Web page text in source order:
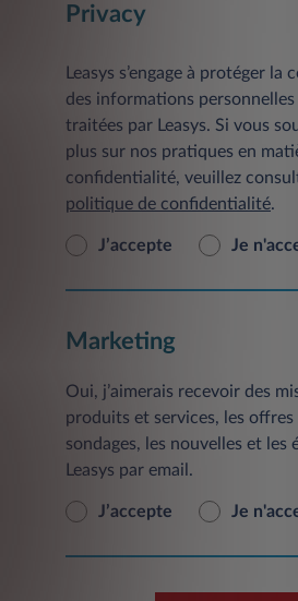
Privacy
Leasys s’engage à protéger
des informations
traitées par Leasys. Si vous
plus sur nos pratiques en
confidentialité, veuillez
politique de confidentialité.
J’accepte Je
Marketing
Oui, j’aimerais recevoir des
produits et services, les offres
sondages, les nouvelles et les
Leasys par email.
J’accepte Je